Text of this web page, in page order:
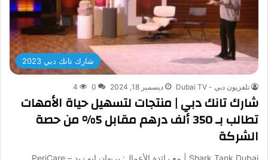
شارك تانك دبي 2023
تلفزيون دبي - Dubai TV ديسمبر 18, 2024 0
4
شارك تانك دبي | منتجات لتسهيل حياة الأمهات
تطالب بـ 350 ألف درهم مقابل 5% من حصة
الشركة